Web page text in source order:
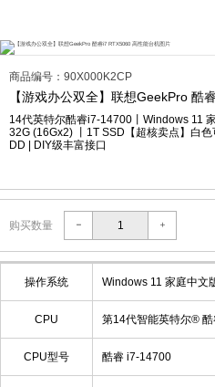
商品编号：90X000K2CP
【游戏办公双全】联想GeekPro 酷
14代英特尔酷睿i7-14700丨Windows 11
32G (16Gx2) 丨1T SSD【超核卖点】白
DD | DIY级丰富接口
购买数量
操作系统 Windows 11 家庭中文
CPU 第14代智能英特尔®
CPU型号 酷睿 i7-14700